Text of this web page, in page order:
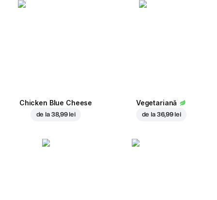
Chicken Blue Cheese
de la 38,99 lei
Vegetariană
de la 36,99 lei